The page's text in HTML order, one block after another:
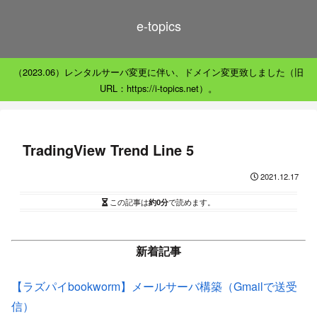
e-topics
（2023.06）レンタルサーバ変更に伴い、ドメイン変更致しました（旧
URL：https://i-topics.net）。
TradingView Trend Line 5
2021.12.17
この記事は約0分で読めます。
新着記事
【ラズパイbookworm】メールサーバ構築（Gmailで送受
信）